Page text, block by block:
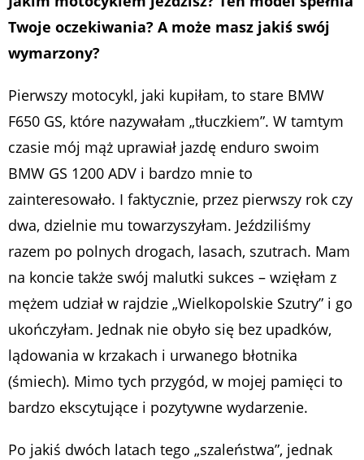
Twoje oczekiwania? A może masz jakiś swój
wymarzony?
Pierwszy motocykl, jaki kupiłam, to stare BMW
F650 GS, które nazywałam „tłuczkiem”. W tamtym
czasie mój mąż uprawiał jazdę enduro swoim
BMW GS 1200 ADV i bardzo mnie to
zainteresowało. I faktycznie, przez pierwszy rok czy
dwa, dzielnie mu towarzyszyłam. Jeździliśmy
razem po polnych drogach, lasach, szutrach. Mam
na koncie także swój malutki sukces – wzięłam z
mężem udział w rajdzie „Wielkopolskie Szutry” i go
ukończyłam. Jednak nie obyło się bez upadków,
lądowania w krzakach i urwanego błotnika
(śmiech). Mimo tych przygód, w mojej pamięci to
bardzo ekscytujące i pozytywne wydarzenie.
Po jakiś dwóch latach tego „szaleństwa”, jednak